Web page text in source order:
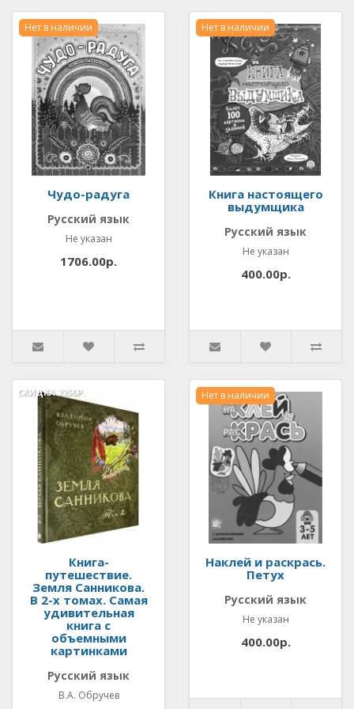
Нет в наличии
Чудо-радуга
Русский язык
Не указан
1706.00р.
Нет в наличии
Книга настоящего
выдумщика
Русский язык
Не указан
400.00р.
Книга-
путешествие.
Земля Санникова.
В 2-х томах. Самая
удивительная
книга с
объемными
картинками
Русский язык
В.А. Обручев
СКИДКА2250Р. Нет в наличии
Наклей и раскрась.
Петух
Русский язык
Не указан
400.00р.